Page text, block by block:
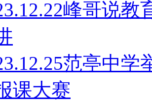
峰哥说
范亭中学
课大赛